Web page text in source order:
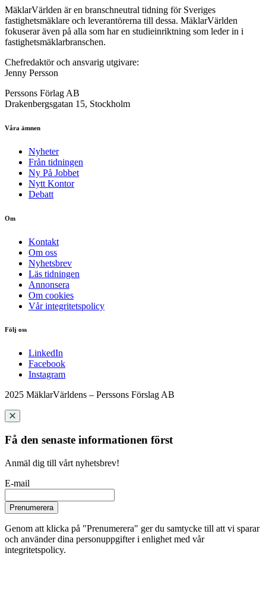
MäklarVärlden är en branschneutral tidning för Sveriges
fastighetsmäklare och leverantörerna till dessa. MäklarVärlden
fokuserar även på alla som har en studieinriktning som leder in i
fastighetsmäklarbranschen.
Chefredaktör och ansvarig utgivare:
Jenny Persson
Perssons Förlag AB
Drakenbergsgatan 15, Stockholm
Våra ämnen
Nyheter
Från tidningen
Ny På Jobbet
Nytt Kontor
Debatt
Om
Kontakt
Om oss
Nyhetsbrev
Läs tidningen
Annonsera
Om cookies
Vår integritetspolicy
Följ oss
LinkedIn
Facebook
Instagram
2025 MäklarVärldens – Perssons Förslag AB
Få den senaste informationen först
Anmäl dig till vårt nyhetsbrev!
E-mail
Prenumerera
Genom att klicka på "Prenumerera" ger du samtycke till att vi sparar
och använder dina personuppgifter i enlighet med vår
integritetspolicy.